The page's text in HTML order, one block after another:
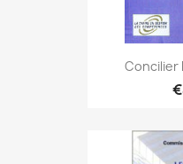
Concilier